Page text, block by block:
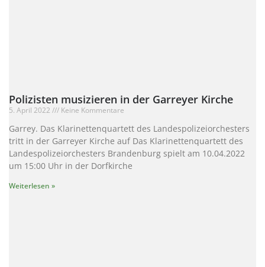
Polizisten musizieren in der Garreyer Kirche
5. April 2022 Keine Kommentare
Garrey. Das Klarinettenquartett des Landespolizeiorchesters
tritt in der Garreyer Kirche auf Das Klarinettenquartett des
Landespolizeiorchesters Brandenburg spielt am 10.04.2022
um 15:00 Uhr in der Dorfkirche
Weiterlesen »